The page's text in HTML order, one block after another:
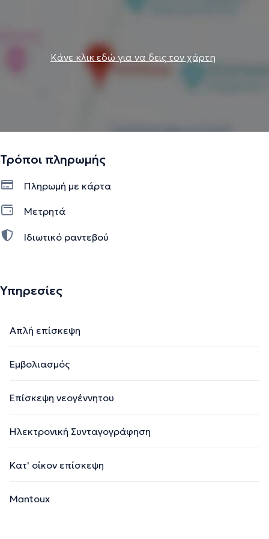
Κάνε κλικ εδώ για να δεις τον χάρτη
Τρόποι πληρωμής
Πληρωμή με κάρτα
Μετρητά
Ιδιωτικό ραντεβού
Υπηρεσίες
Απλή επίσκεψη
Εμβολιασμός
Επίσκεψη νεογέννητου
Ηλεκτρονική Συνταγογράφηση
Κατ' οίκον επίσκεψη
Mantoux